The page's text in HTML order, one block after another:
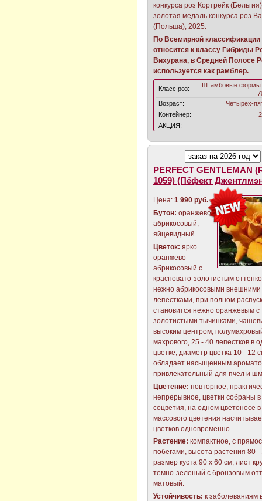
конкурса роз Кортрейк
золотая медаль конкурса роз
(Польша), 2025.
По Всемирной классификации
относится к классу Гибриды
Вихурана, в Средней Полосе
используется как рамблер.
Класс роз:
Штамбовые формы
Возраст:
Четырех-
Контейнер:
АКЦИЯ:
PERFECT GENTLEMAN
1059) (Пёфект
Цена: 1 990 руб.
Бутон: оранжево-
абрикосовый,
яйцевидный.
Цветок: ярко
оранжево-
абрикосовый с
красновато-золотистым
нежно абрикосовыми внешними
лепестками, при полном
становится нежно оранжевым с
золотистыми тычинками,
высоким центром,
махрового, 25 - 40 лепестков в
цветке, диаметр цветка 10 - 12
обладает насыщенным
привлекательный для пчел и
Цветение: повторное,
непрерывное, цветки собраны в
соцветия, на одном цветоносе
массового цветения
цветков одновременно.
Растение: компактное, с
побегами, высота растения 80 -
размер куста 90 х 60 см, лист
темно-зеленый с бронзовым
матовый.
Устойчивость: к заболеваниям